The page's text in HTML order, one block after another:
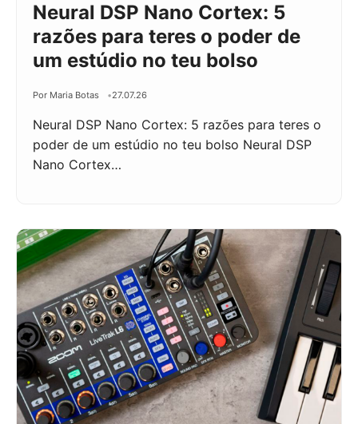
Neural DSP Nano Cortex: 5
razões para teres o poder de
um estúdio no teu bolso
Por Maria Botas 27.07.26
Neural DSP Nano Cortex: 5 razões para teres o
poder de um estúdio no teu bolso Neural DSP
Nano Cortex…